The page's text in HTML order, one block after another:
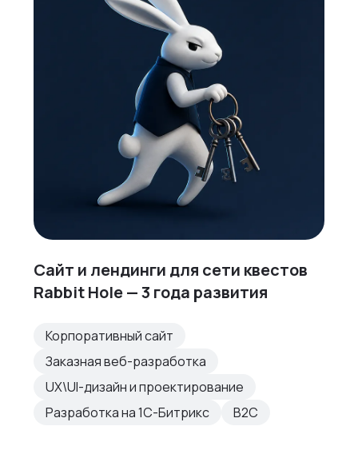
Сайт и лендинги для сети квестов
Rabbit Hole — 3 года развития
Корпоративный сайт
Заказная веб-разработка
UX\UI-дизайн и проектирование
Разработка на 1С-Битрикс
B2C